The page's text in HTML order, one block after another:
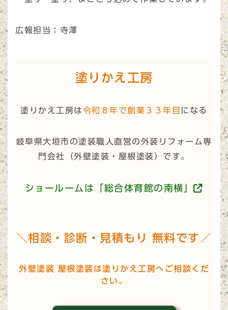
広報担当：寺澤
塗りかえ工房
塗りかえ工房は令和８年で創業３３年目 になる
岐阜県大垣市の塗装職人直営の外装リフォーム専
門会社（外壁塗装・屋根塗装）です。
ショールームは「総合体育館の南横」
＼相談・診断・見積もり 無料です／
外壁塗装 屋根塗装は塗りかえ工房へご相談くだ
さい。